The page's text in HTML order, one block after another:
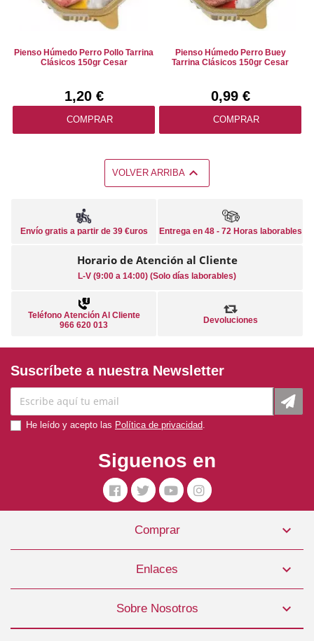
Pienso Húmedo Perro Pollo Tarrina
Clásicos 150gr Cesar
1,20 €
COMPRAR
Pienso Húmedo Perro Buey
Tarrina Clásicos 150gr Cesar
0,99 €
COMPRAR
VOLVER ARRIBA 
Envío gratis a partir de 39 €uros Entrega en 48 - 72 Horas laborables
Horario de Atención al Cliente
L-V (9:00 a 14:00) (Solo días laborables)
Teléfono Atención Al Cliente
966 620 013
Devoluciones
Suscríbete a nuestra Newsletter
He leído y acepto las Política de privacidad
Siguenos en
Comprar 
Enlaces 
Sobre Nosotros 